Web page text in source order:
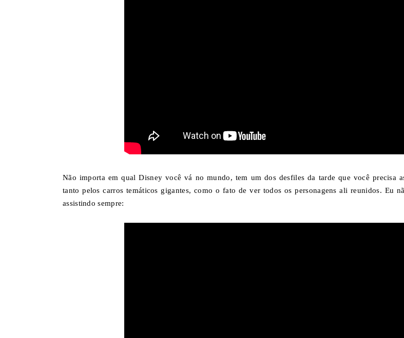
Não importa em qual Disney você vá no mundo, tem um dos desfiles da tarde que você precisa
tanto pelos carros temáticos gigantes, como o fato de ver todos os personagens ali reunidos. Eu
assistindo sempre: